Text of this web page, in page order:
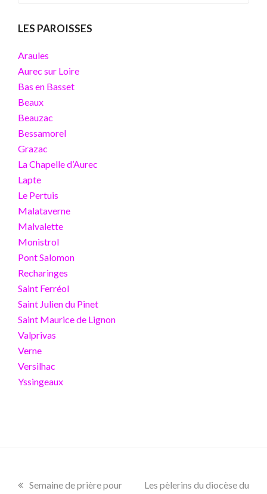
LES PAROISSES
Araules
Aurec sur Loire
Bas en Basset
Beaux
Beauzac
Bessamorel
Grazac
La Chapelle d’Aurec
Lapte
Le Pertuis
Malataverne
Malvalette
Monistrol
Pont Salomon
Recharinges
Saint Ferréol
Saint Julien du Pinet
Saint Maurice de Lignon
Valprivas
Verne
Versilhac
Yssingeaux
previous
Semaine de prière pour next
Les pèlerins du diocèse du